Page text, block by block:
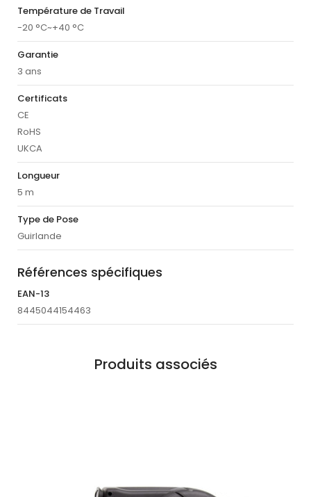
Température de Travail
-20 °C~+40 °C
Garantie
3 ans
Certificats
CE
RoHS
UKCA
Longueur
5 m
Type de Pose
Guirlande
Références spécifiques
EAN-13
8445044154463
Produits associés